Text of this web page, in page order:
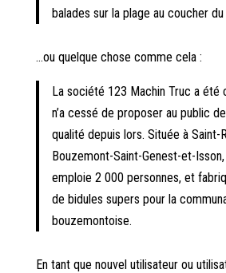
balades sur la plage au coucher
…ou quelque chose comme cela :
La société 123 Machin Truc a été
n’a cessé de proposer au public
qualité depuis lors. Située à Saint-
Bouzemont-Saint-Genest-et-
emploie 2 000 personnes, et
de bidules supers pour la
bouzemontoise.
En tant que nouvel utilisateur ou